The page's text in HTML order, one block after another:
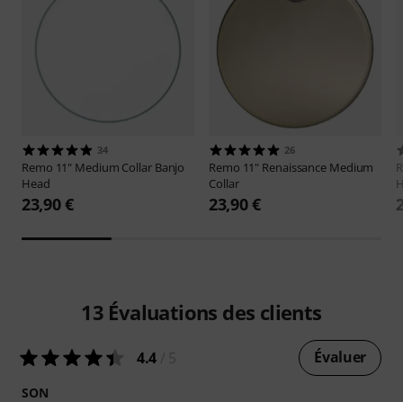
34
Remo 11" Medium Collar Banjo
Head
23,90 €
26
Remo 11" Renaissance Medium
Collar
23,90 €
13 Évaluations des clients
4.4 Évaluer
SON